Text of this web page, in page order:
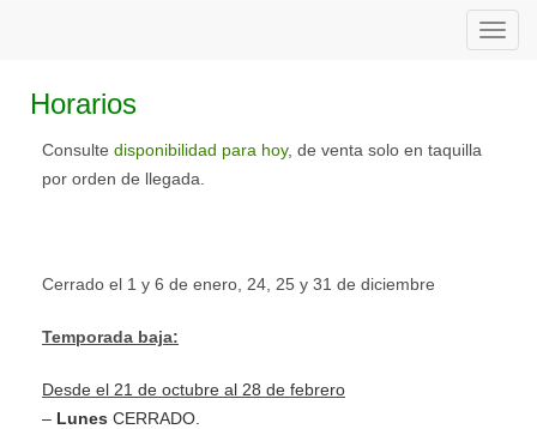
Horarios
Consulte disponibilidad para hoy, de venta solo en taquilla
por orden de llegada.
Cerrado el 1 y 6 de enero, 24, 25 y 31 de diciembre
Temporada baja:
Desde el 21 de octubre al 28 de febrero
– Lunes CERRADO.